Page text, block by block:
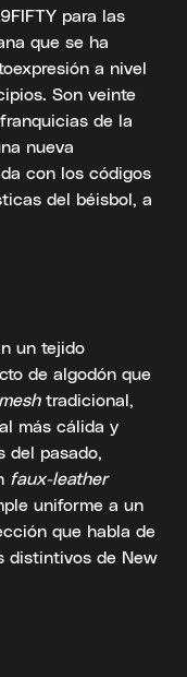
para las
que se ha
a nivel
Son veinte
de la
nueva
con los códigos
del béisbol, a
un tejido
de algodón que
meshtradicional,
más cálida y
del pasado,
faux-leather
uniforme a un
que habla de
distintivos de New